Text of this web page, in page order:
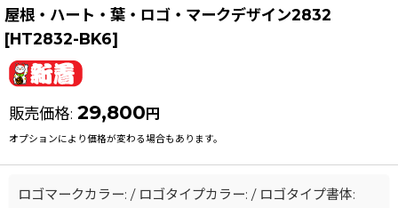
屋根・ハート・葉・ロゴ・マークデザイン2832
[HT2832-BK6]
販売価格: 29,800円
オプションにより価格が変わる場合もあります。
ロゴマークカラー: / ロゴタイプカラー: / ロゴタイプ書体: